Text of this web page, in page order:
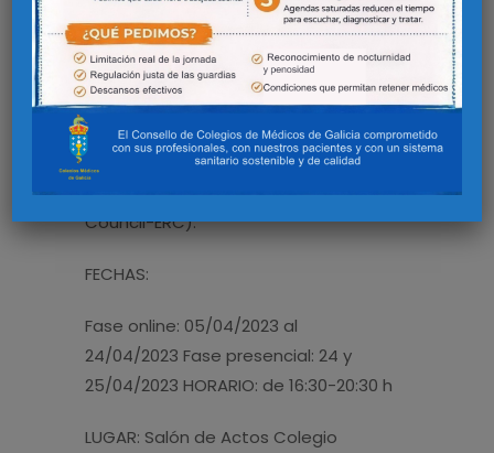
íntegro de la matrícula. (A los
alumnos que superen el Curso se le
entregará diploma acreditativo de
los créditos de formación
continuada y podrán descargarse de
la plataforma de formación el título
oficial del European Resuscitation
Council-ERC).
FECHAS:
Fase online: 05/04/2023 al
24/04/2023 Fase presencial: 24 y
25/04/2023 HORARIO: de 16:30-20:30 h
LUGAR: Salón de Actos Colegio